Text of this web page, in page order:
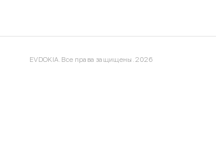
EVDOKIA. Все права защищены. 2026